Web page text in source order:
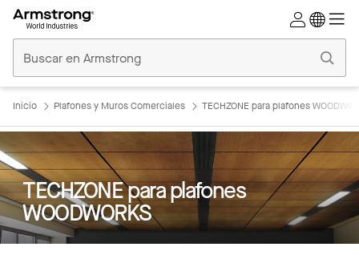
Comerciales
Inicio
Inicio Plafones y Muros Comerciales TECHZONE para plafones
TECHZONE para plafones
WOODWORKS